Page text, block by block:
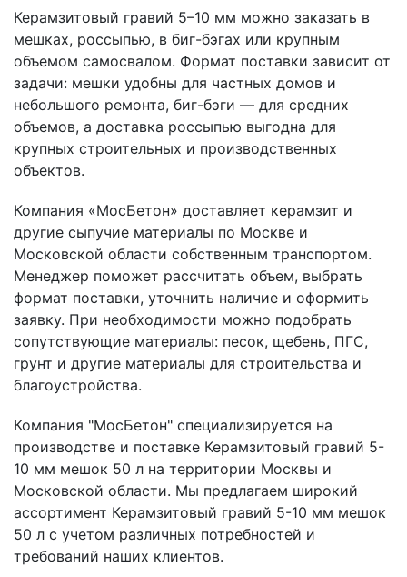
Керамзитовый гравий 5–10 мм можно заказать в
мешках, россыпью, в биг-бэгах или крупным
объемом самосвалом. Формат поставки зависит от
задачи: мешки удобны для частных домов и
небольшого ремонта, биг-бэги — для средних
объемов, а доставка россыпью выгодна для
крупных строительных и производственных
объектов.
Компания «МосБетон» доставляет керамзит и
другие сыпучие материалы по Москве и
Московской области собственным транспортом.
Менеджер поможет рассчитать объем, выбрать
формат поставки, уточнить наличие и оформить
заявку. При необходимости можно подобрать
сопутствующие материалы: песок, щебень, ПГС,
грунт и другие материалы для строительства и
благоустройства.
Компания "МосБетон" специализируется на
производстве и поставке Керамзитовый гравий 5-
10 мм мешок 50 л на территории Москвы и
Московской области. Мы предлагаем широкий
ассортимент Керамзитовый гравий 5-10 мм мешок
50 л с учетом различных потребностей и
требований наших клиентов.